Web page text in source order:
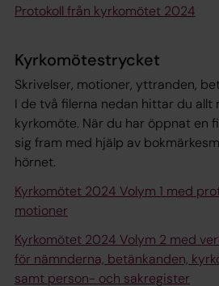
Protokoll från kyrkomötet 2024
Kyrkomötestrycket
Skrivelser, motioner, yttranden,
I de två filerna nedan hittar du allt
kyrkomöte. När du har öppnat en
sig fram med hjälp av
hörnet.
Kyrkomötet 2024 Volym 1 med
motioner
Kyrkomötet 2024 Volym 2 med
för nämnderna, betänkanden,
samt person- och sakregister